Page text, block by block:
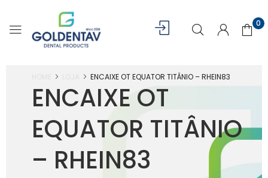
0
ENCAIXE OT
EQUATOR TITÂNIO
– RHEIN83
ENCAIXE OT EQUATOR TITÂNIO – RHEIN83